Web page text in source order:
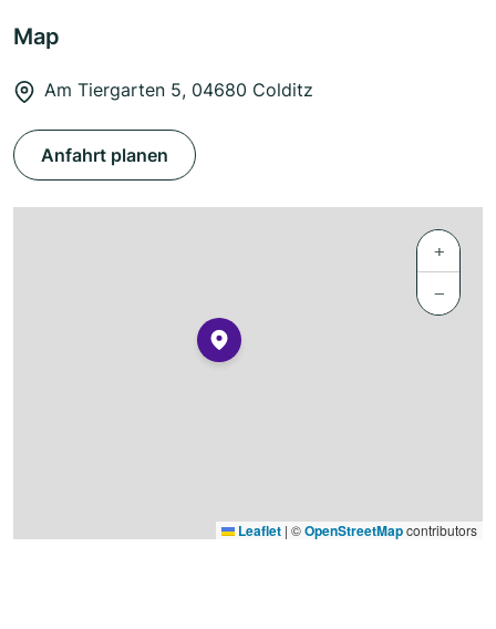
Map
Am Tiergarten 5, 04680 Colditz
Anfahrt planen
+
−
Leaflet | ©OpenStreetMapcontributors